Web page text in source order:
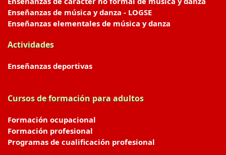
Enseñanzas de música y danza - LOGSE
Enseñanzas elementales de música y danza
Actividades
Enseñanzas deportivas
Cursos de formación para adultos
Formación ocupacional
Formación profesional
Programas de cualificación profesional